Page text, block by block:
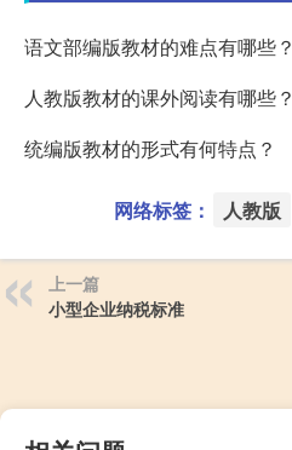
语文部编版教材的难点有哪些？
人教版教材的课外阅读有哪些？
统编版教材的形式有何特点？
网络标签： 人教版
上一篇
小型企业纳税标准